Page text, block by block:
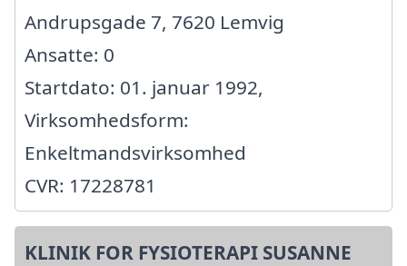
Andrupsgade 7, 7620 Lemvig
Ansatte: 0
Startdato: 01. januar 1992,
Virksomhedsform:
Enkeltmandsvirksomhed
CVR: 17228781
KLINIK FOR FYSIOTERAPI SUSANNE